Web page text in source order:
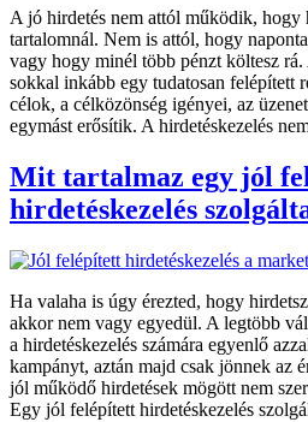
A jó hirdetés nem attól működik, hogy
tartalomnál. Nem is attól, hogy
vagy hogy minél több pénzt költesz rá.
sokkal inkább egy tudatosan felépített
célok, a célközönség igényei, az
egymást erősítik. A hirdetéskezelés
Mit tartalmaz egy jól
hirdetéskezelés
Ha valaha is úgy érezted, hogy
akkor nem vagy egyedül. A legtöbb
a hirdetéskezelés számára egyenlő
kampányt, aztán majd csak jönnek az
jól működő hirdetések mögött nem
Egy jól felépített hirdetéskezelés